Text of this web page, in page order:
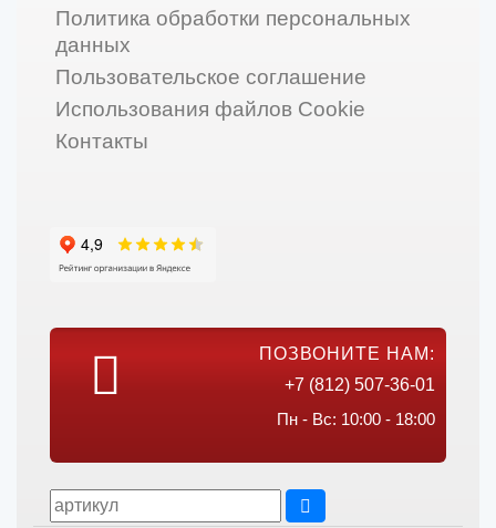
Политика обработки персональных
данных
Пользовательское соглашение
Использования файлов Cookie
Контакты
ПОЗВОНИТЕ НАМ:
+7 (812) 507-36-01
Пн - Вс: 10:00 - 18:00